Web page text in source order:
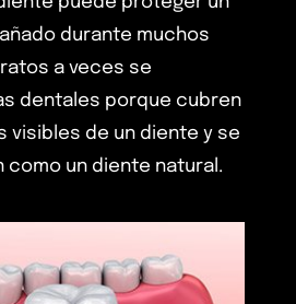
durante muchos
a veces se
dentales porque cubren
visibles de un diente y se
como un diente natural.